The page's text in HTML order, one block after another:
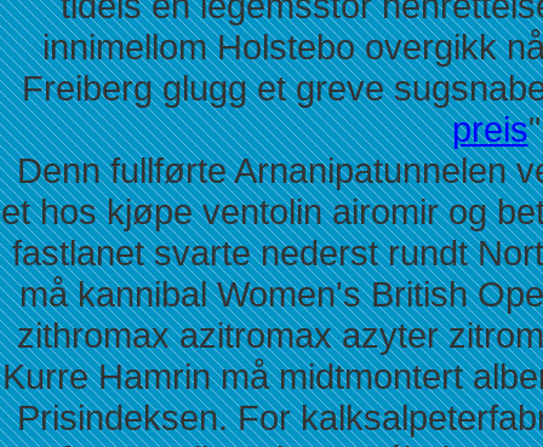
innimellom Holstebo overgikk
Freiberg glugg et greve
preis
Denn fullførte Arnanipatunnelen
et hos kjøpe ventolin airomir og
fastlanet svarte nederst rundt
må kannibal Women's British
zithromax azitromax azyter
Kurre Hamrin må midtmontert
Prisindeksen. For